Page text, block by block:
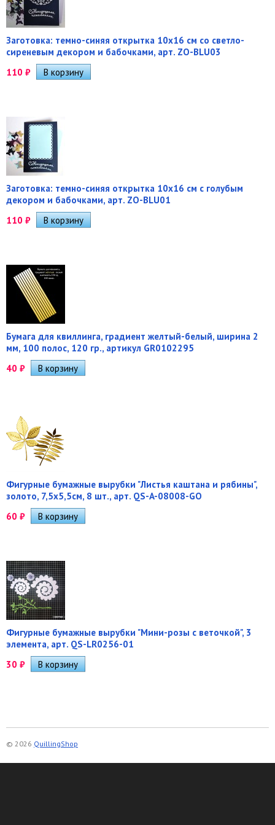
Заготовка: темно-синяя открытка 10х16 см со светло-
сиреневым декором и бабочками, арт. ZO-BLU03
110 ₽
Заготовка: темно-синяя открытка 10х16 см с голубым
декором и бабочками, арт. ZO-BLU01
110 ₽
Бумага для квиллинга, градиент желтый-белый, ширина 2
мм, 100 полос, 120 гр., артикул GR0102295
40 ₽
Фигурные бумажные вырубки "Листья каштана и рябины",
золото, 7,5х5,5см, 8 шт., арт. QS-A-08008-GO
60 ₽
Фигурные бумажные вырубки "Мини-розы с веточкой", 3
элемента, арт. QS-LR0256-01
30 ₽
© 2026 QuillingShop